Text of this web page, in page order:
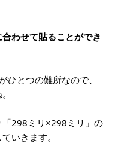
わせて貼ることができ
ひとつの難所なので、
「298ミリ×298ミリ」の
いきます。